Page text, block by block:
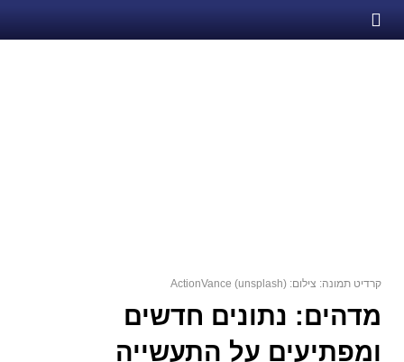
קרדיט תמונה: צילום: ActionVance (unsplash)
מדהים: נתונים חדשים
ומפתיעים על התעשייה